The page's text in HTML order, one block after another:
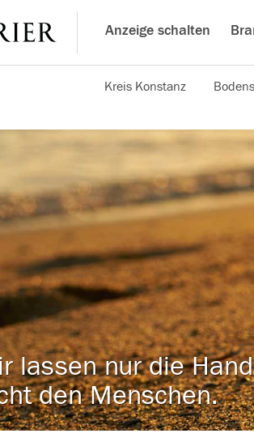
Anzeige schalten
Kreis Konstanz
lassen nur die
den Menschen.